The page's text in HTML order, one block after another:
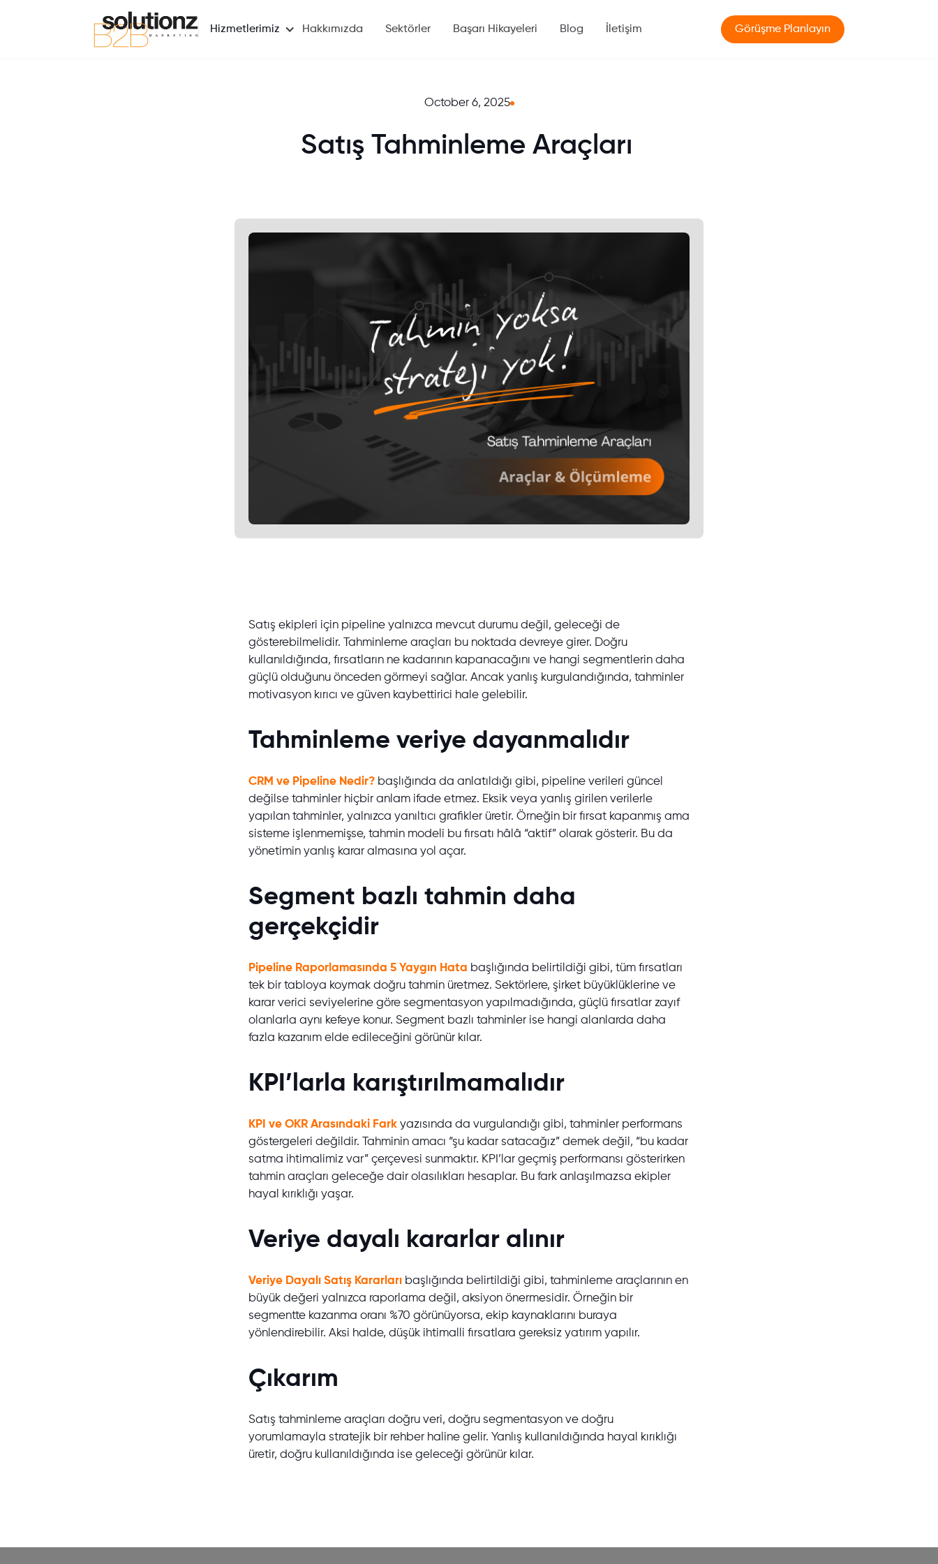
Hizmetlerimiz Hakkımızda Sektörler Başarı Hikayeleri Blog İletişim Görüşme Planlayın
October 6, 2025
Satış Tahminleme Araçları
Satış ekipleri için pipeline yalnızca mevcut durumu değil, geleceği de
gösterebilmelidir. Tahminleme araçları bu noktada devreye girer. Doğru
kullanıldığında, fırsatların ne kadarının kapanacağını ve hangi segmentlerin daha
güçlü olduğunu önceden görmeyi sağlar. Ancak yanlış kurgulandığında, tahminler
motivasyon kırıcı ve güven kaybettirici hale gelebilir.
Tahminleme veriye dayanmalıdır
CRM ve Pipeline Nedir? başlığında da anlatıldığı gibi, pipeline verileri güncel
değilse tahminler hiçbir anlam ifade etmez. Eksik veya yanlış girilen verilerle
yapılan tahminler, yalnızca yanıltıcı grafikler üretir. Örneğin bir fırsat kapanmış ama
sisteme işlenmemişse, tahmin modeli bu fırsatı hâlâ “aktif” olarak gösterir. Bu da
yönetimin yanlış karar almasına yol açar.
Segment bazlı tahmin daha
gerçekçidir
Pipeline Raporlamasında 5 Yaygın Hata başlığında belirtildiği gibi, tüm fırsatları
tek bir tabloya koymak doğru tahmin üretmez. Sektörlere, şirket büyüklüklerine ve
karar verici seviyelerine göre segmentasyon yapılmadığında, güçlü fırsatlar zayıf
olanlarla aynı kefeye konur. Segment bazlı tahminler ise hangi alanlarda daha
fazla kazanım elde edileceğini görünür kılar.
KPI’larla karıştırılmamalıdır
KPI ve OKR Arasındaki Fark yazısında da vurgulandığı gibi, tahminler performans
göstergeleri değildir. Tahminin amacı “şu kadar satacağız” demek değil, “bu kadar
satma ihtimalimiz var” çerçevesi sunmaktır. KPI’lar geçmiş performansı gösterirken
tahmin araçları geleceğe dair olasılıkları hesaplar. Bu fark anlaşılmazsa ekipler
hayal kırıklığı yaşar.
Veriye dayalı kararlar alınır
Veriye Dayalı Satış Kararları başlığında belirtildiği gibi, tahminleme araçlarının en
büyük değeri yalnızca raporlama değil, aksiyon önermesidir. Örneğin bir
segmentte kazanma oranı %70 görünüyorsa, ekip kaynaklarını buraya
yönlendirebilir. Aksi halde, düşük ihtimalli fırsatlara gereksiz yatırım yapılır.
Çıkarım
Satış tahminleme araçları doğru veri, doğru segmentasyon ve doğru
yorumlamayla stratejik bir rehber haline gelir. Yanlış kullanıldığında hayal kırıklığı
üretir, doğru kullanıldığında ise geleceği görünür kılar.